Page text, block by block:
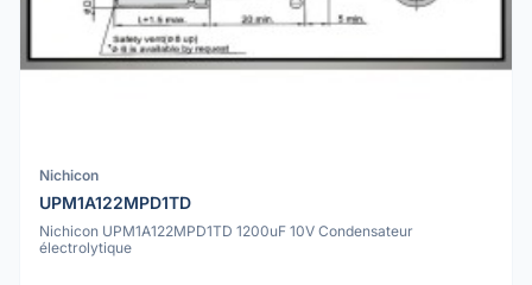
Nichicon
UPM1A122MPD1TD
Nichicon UPM1A122MPD1TD 1200uF 10V Condensateur
électrolytique